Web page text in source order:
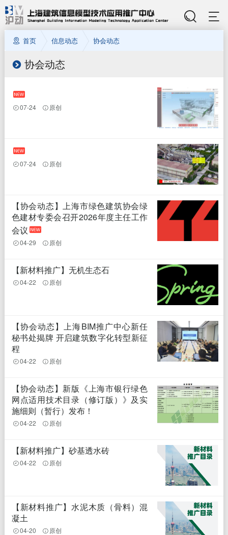
首页 信息动态 协会动态
协会动态
07-24 原创
07-24 原创
【协会动态】上海市绿色建筑协会绿
色建材专委会召开2026年度主任工作
会议
04-29 原创
【新材料推广】无机生态石
04-22 原创
【协会动态】上海BIM推广中心新任
秘书处揭牌 开启建筑数字化转型新征
程
04-22 原创
【协会动态】新版《上海市银行绿色
网点适用技术目录（修订版）》及实
施细则（暂行）发布！
04-22 原创
【新材料推广】砂基透水砖
04-22 原创
【新材料推广】水泥木质（骨料）混
凝土
04-20 原创